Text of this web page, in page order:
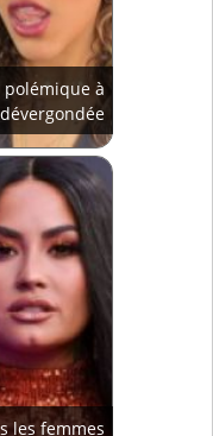
polémique à
les femmes